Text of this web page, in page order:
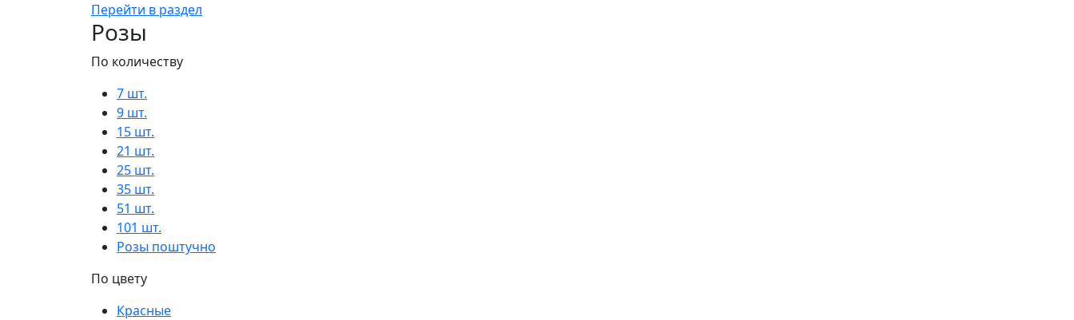
Перейти в раздел
Розы
По количеству
7 шт.
9 шт.
15 шт.
21 шт.
25 шт.
35 шт.
51 шт.
101 шт.
Розы поштучно
По цвету
Красные